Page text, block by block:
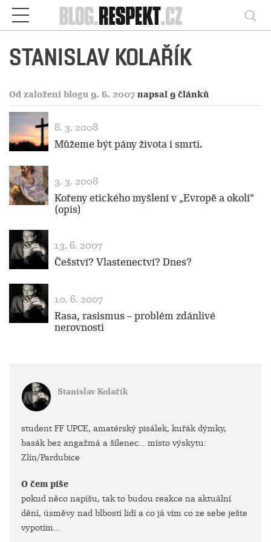
Respekt
STANISLAV KOLAŘÍK
Od založení blogu 9. 6. 2007 napsal 9 článků
8. 3. 2008
Můžeme být pány života i smrti.
3. 3. 2008
Kořeny etického myšlení v „Evropě a okolí“
(opis)
13. 6. 2007
Češství? Vlastenectví? Dnes?
10. 6. 2007
Rasa, rasismus – problém zdánlivé
nerovnosti
Stanislav Kolařík
student FF UPCE, amatérský pisálek, kuřák dýmky,
basák bez angažmá a šílenec... místo výskytu:
Zlín/Pardubice
O čem píše
pokud něco napíšu, tak to budou reakce na aktuální
dění, úsměvy nad blbostí lidí a co já vím co ze sebe ješte
vypotím...